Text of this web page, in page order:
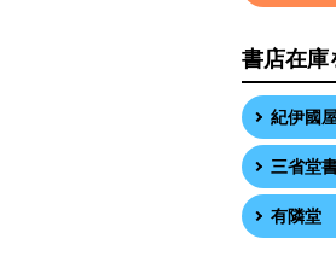
書店在庫
紀伊國
三省堂
有隣堂